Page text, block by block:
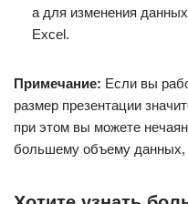
а для изменения
Excel.
Примечание: Если вы
размер презентации
при этом вы можете
большему объему данных,